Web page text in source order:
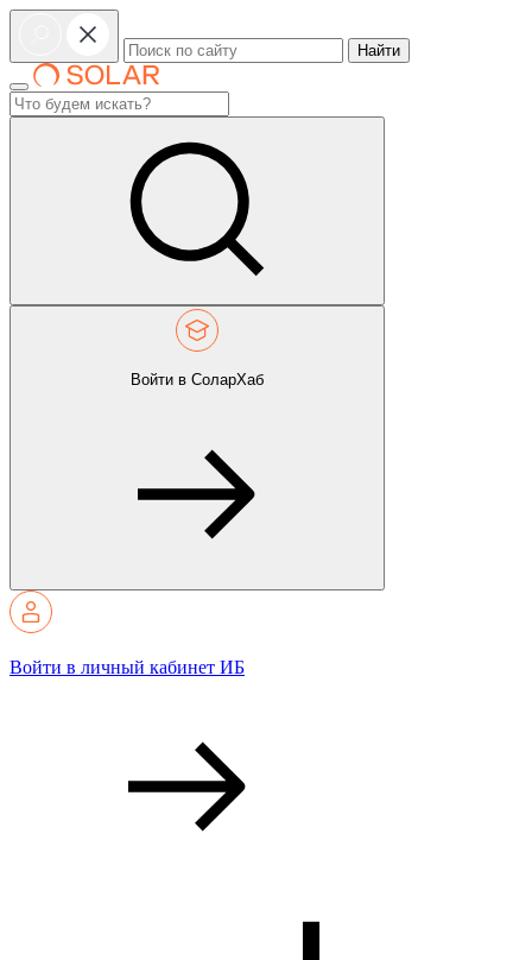
Найти
Войти в СоларХаб
Войти в личный кабинет ИБ